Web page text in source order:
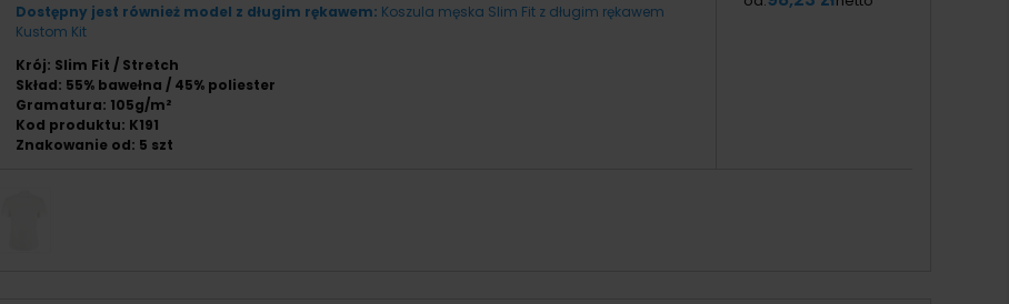
Dostępny jest również model z długim rękawem: Koszula męska Slim Fit z długim rękawem
Kustom Kit
Krój: Slim Fit / Stretch
Skład: 55% bawełna / 45% poliester
Gramatura: 105g/m²
Kod produktu: K191
Znakowanie od: 5 szt